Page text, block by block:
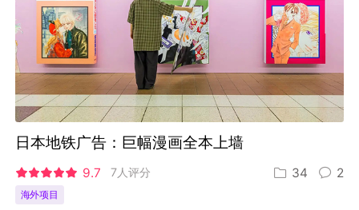
日本地铁广告：巨幅漫画全本上墙
9.7 7人评分 34 2
海外项目